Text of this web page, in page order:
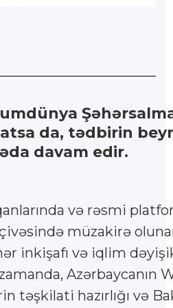
da, tədbirin
davam edir.
və rəsmi
müzakirə
inkişafı və iqlim
Azərbaycanın
hazırlığı və